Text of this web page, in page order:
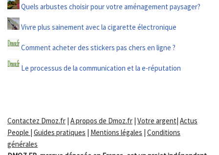
Quels arbustes choisir pour votre aménagement paysager?
Vivre plus sainement avec la cigarette électronique
Comment acheter des stickers pas chers en ligne ?
Le processus de la communication et la e-réputation
Contactez Dmoz.fr | A propos de Dmoz.fr | Votre argent| Actus
People | Guides pratiques | Mentions légales | Conditions
générales